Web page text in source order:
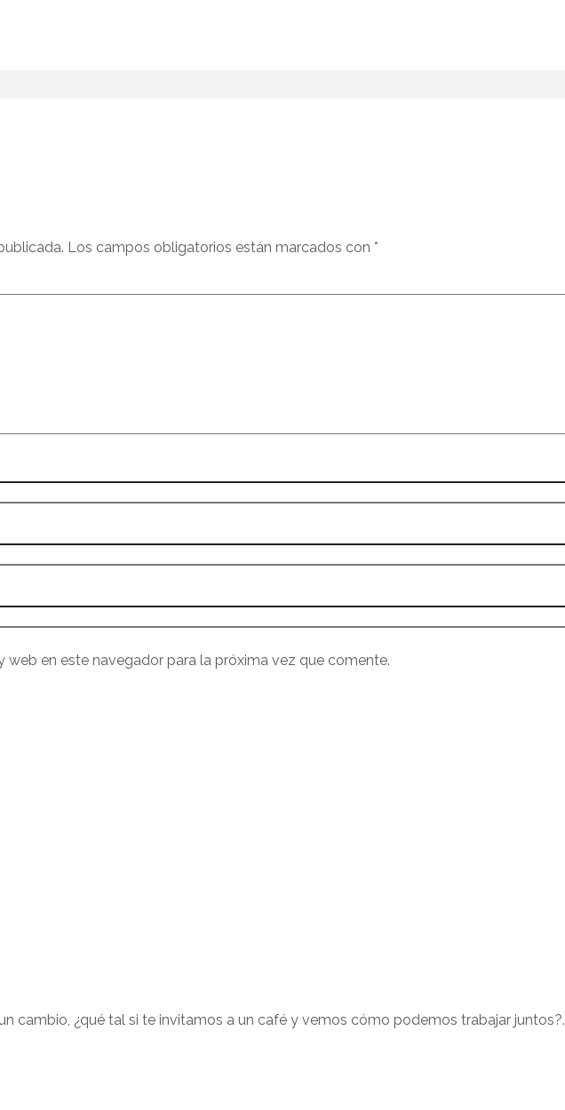
Los campos obligatorios están marcados con *
web en este navegador para la próxima vez que comente.
cambio, ¿qué tal si te invitamos a un café y vemos cómo podemos trabajar juntos?.